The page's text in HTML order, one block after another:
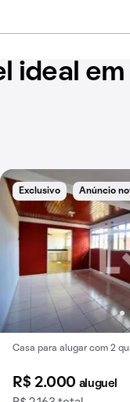
ideal
Exclusivo Anúncio
Casa para alugar com 2
R$ 2.000 aluguel